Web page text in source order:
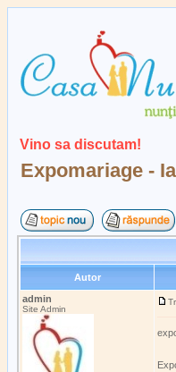
Vino sa discutam!
Expomariage -
Autor
admin
Site Admin